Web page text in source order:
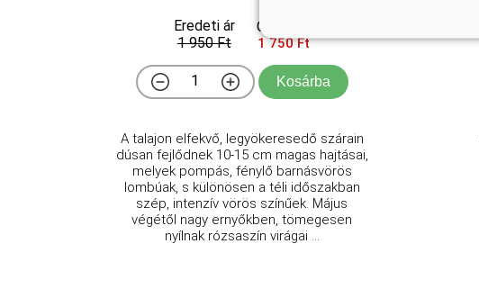
Eredeti ár
1 950 Ft
Online ár
1 750 Ft
Kosárba
A talajon elfekvő, legyökeresedő szárain
dúsan fejlődnek 10-15 cm magas hajtásai,
melyek pompás, fénylő barnásvörös
lombúak, s különösen a téli időszakban
szép, intenzív vörös színűek. Május
végétől nagy ernyőkben, tömegesen
nyílnak rózsaszín virágai ...